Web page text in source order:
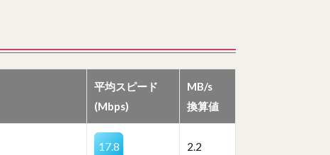
平均スピード
(Mbps)
MB/s
換算値
17.8 2.2